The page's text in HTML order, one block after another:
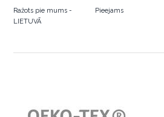
Ražots pie mums -
LIETUVĀ
Pieejams